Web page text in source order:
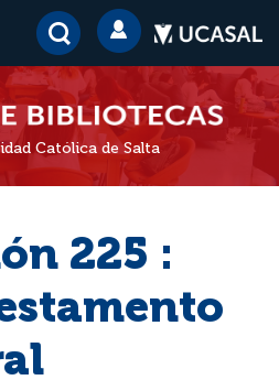
Católica de Salta
225 :